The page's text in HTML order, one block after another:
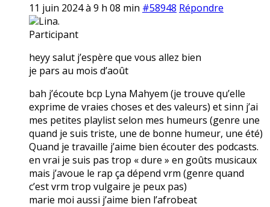
11 juin 2024 à 9 h 08 min #58948 Répondre
Lina.
Participant
heyy salut j’espère que vous allez bien
je pars au mois d’août
bah j’écoute bcp Lyna Mahyem (je trouve qu’elle
exprime de vraies choses et des valeurs) et sinn j’ai
mes petites playlist selon mes humeurs (genre une
quand je suis triste, une de bonne humeur, une été)
Quand je travaille j’aime bien écouter des podcasts.
en vrai je suis pas trop « dure » en goûts musicaux
mais j’avoue le rap ça dépend vrm (genre quand
c’est vrm trop vulgaire je peux pas)
marie moi aussi j’aime bien l’afrobeat